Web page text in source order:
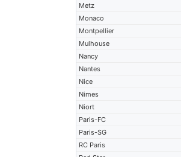
Metz
Monaco
Montpellier
Mulhouse
Nancy
Nantes
Nice
Nimes
Niort
Paris-FC
Paris-SG
RC Paris